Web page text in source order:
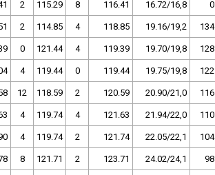
2 115.29 8 116.41 16.72/16,8 0
2 114.85 4 118.85 19.16/19,2 134
0 121.44 4 119.39 19.70/19,8 128
4 119.44 0 119.44 19.75/19,8 122
12 118.59 2 120.59 20.90/21,0 116
4 119.74 4 121.63 21.94/22,0 110
4 119.74 2 121.74 22.05/22,1 104
8 121.71 2 123.71 24.02/24,1 98